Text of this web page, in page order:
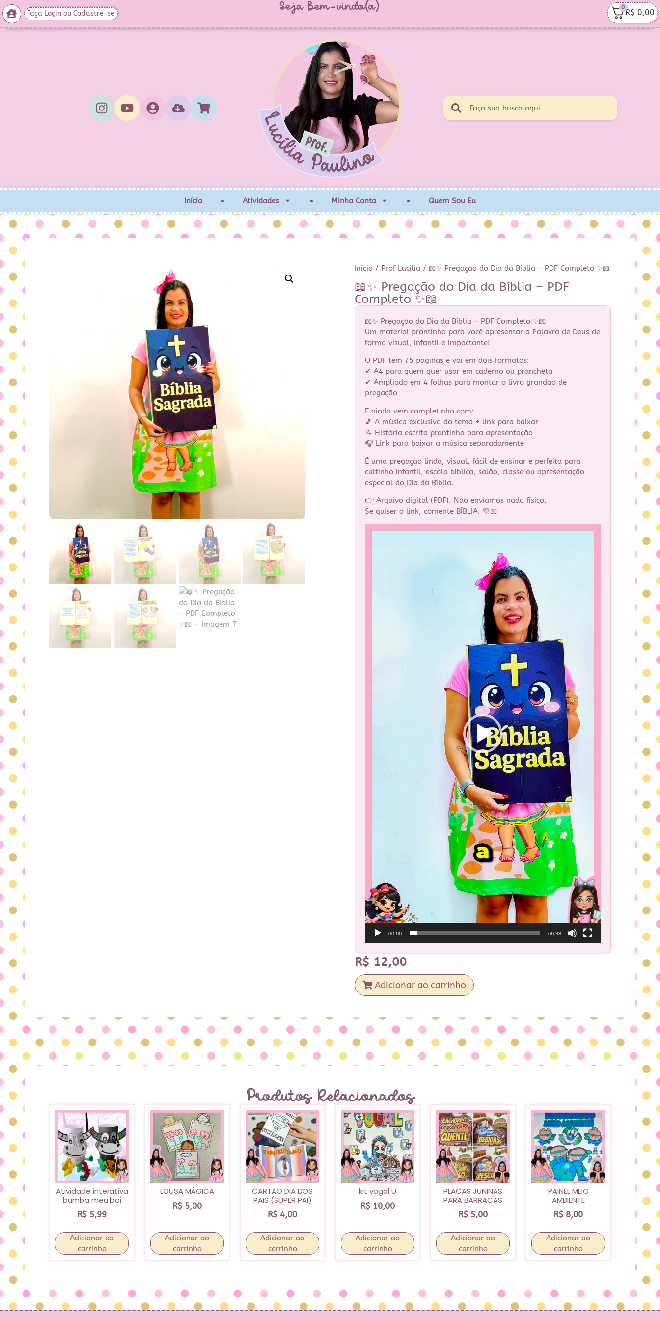
Faça Login ou Cadastre-se Seja Bem-vindo(a) 0
R$ 0,00
Início Atividades Minha Conta Quem Sou Eu
Início / Prof Lucilia / 📖✨ Pregação do Dia da Bíblia – PDF Completo ✨📖
📖✨ Pregação do Dia da Bíblia – PDF
Completo ✨📖
📖✨ Pregação do Dia da Bíblia – PDF Completo ✨📖
Um material prontinho para você apresentar a Palavra de Deus de
forma visual, infantil e impactante!
O PDF tem 75 páginas e vai em dois formatos:
✔ A4 para quem quer usar em caderno ou prancheta
✔ Ampliado em 4 folhas para montar o livro grandão de
pregação
E ainda vem completinho com:
🎵 A música exclusiva do tema + link para baixar
📝 História escrita prontinha para apresentação
🎧 Link para baixar a música separadamente
É uma pregação linda, visual, fácil de ensinar e perfeita para
cultinho infantil, escola bíblica, salão, classe ou apresentação
especial do Dia da Bíblia.
👉 Arquivo digital (PDF). Não enviamos nada físico.
Se quiser o link, comente BÍBLIA. 💛📖
Tocador
00:00 00:38
R$ 12,00
Adicionar ao carrinho
Produtos Relacionados
Atividade interativa
bumba meu boi
R$ 5,99
Adicionar ao
carrinho
LOUSA MÁGICA
R$ 5,00
Adicionar ao
carrinho
CARTÃO DIA DOS
PAIS (SUPER PAI)
R$ 4,00
Adicionar ao
carrinho
kit vogal U
R$ 10,00
Adicionar ao
carrinho
PLACAS JUNINAS
PARA BARRACAS
R$ 5,00
Adicionar ao
carrinho
PAINEL MEIO
AMBIENTE
R$ 8,00
Adicionar ao
carrinho